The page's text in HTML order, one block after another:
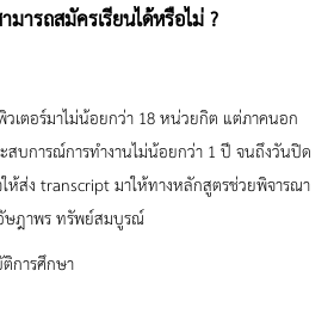
ารถสมัครเรียนได้หรือไม่ ?
เตอร์มาไม่น้อยกว่า 18 หน่วยกิต แต่ภาคนอก
สบการณ์การทำงานไม่น้อยกว่า 1 ปี จนถึงวันปิด
ห้ส่ง transcript มาให้ทางหลักสูตรช่วยพิจารณา
ษฎาพร ทรัพย์สมบูรณ์
การศึกษา